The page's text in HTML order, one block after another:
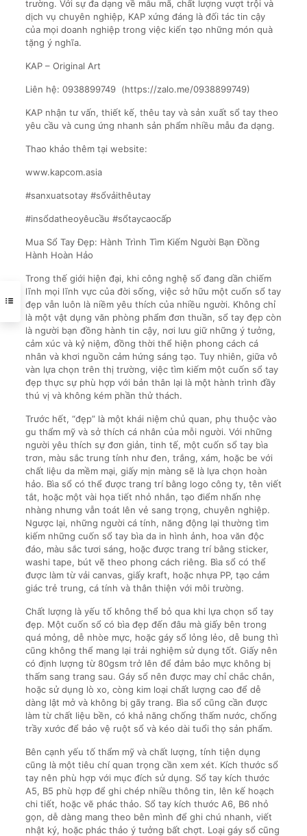
trường. Với sự đa dạng về mẫu mã, chất lượng vượt trội và
dịch vụ chuyên nghiệp, KAP xứng đáng là đối tác tin cậy
của mọi doanh nghiệp trong việc kiến tạo những món quà
tặng ý nghĩa.
KAP – Original Art
Liên hệ: 0938899749 (https://zalo.me/0938899749)
KAP nhận tư vấn, thiết kế, thêu tay và sản xuất sổ tay theo
yêu cầu và cung ứng nhanh sản phẩm nhiều mẫu đa dạng.
Thao khảo thêm tại website:
www.kapcom.asia
#sanxuatsotay #sổvảithêutay
#insổdatheoyêucầu #sổtaycaocấp
Mua Sổ Tay Đẹp: Hành Trình Tìm Kiếm Người Bạn Đồng
Hành Hoàn Hảo
Trong thế giới hiện đại, khi công nghệ số đang dần chiếm
lĩnh mọi lĩnh vực của đời sống, việc sở hữu một cuốn sổ tay
đẹp vẫn luôn là niềm yêu thích của nhiều người. Không chỉ
là một vật dụng văn phòng phẩm đơn thuần, sổ tay đẹp còn
là người bạn đồng hành tin cậy, nơi lưu giữ những ý tưởng,
cảm xúc và kỷ niệm, đồng thời thể hiện phong cách cá
nhân và khơi nguồn cảm hứng sáng tạo. Tuy nhiên, giữa vô
vàn lựa chọn trên thị trường, việc tìm kiếm một cuốn sổ tay
đẹp thực sự phù hợp với bản thân lại là một hành trình đầy
thú vị và không kém phần thử thách.
Trước hết, “đẹp” là một khái niệm chủ quan, phụ thuộc vào
gu thẩm mỹ và sở thích cá nhân của mỗi người. Với những
người yêu thích sự đơn giản, tinh tế, một cuốn sổ tay bìa
trơn, màu sắc trung tính như đen, trắng, xám, hoặc be với
chất liệu da mềm mại, giấy mịn màng sẽ là lựa chọn hoàn
hảo. Bìa sổ có thể được trang trí bằng logo công ty, tên viết
tắt, hoặc một vài họa tiết nhỏ nhắn, tạo điểm nhấn nhẹ
nhàng nhưng vẫn toát lên vẻ sang trọng, chuyên nghiệp.
Ngược lại, những người cá tính, năng động lại thường tìm
kiếm những cuốn sổ tay bìa da in hình ảnh, hoa văn độc
đáo, màu sắc tươi sáng, hoặc được trang trí bằng sticker,
washi tape, bút vẽ theo phong cách riêng. Bìa sổ có thể
được làm từ vải canvas, giấy kraft, hoặc nhựa PP, tạo cảm
giác trẻ trung, cá tính và thân thiện với môi trường.
Chất lượng là yếu tố không thể bỏ qua khi lựa chọn sổ tay
đẹp. Một cuốn sổ có bìa đẹp đến đâu mà giấy bên trong
quá mỏng, dễ nhòe mực, hoặc gáy sổ lỏng lẻo, dễ bung thì
cũng không thể mang lại trải nghiệm sử dụng tốt. Giấy nên
có định lượng từ 80gsm trở lên để đảm bảo mực không bị
thấm sang trang sau. Gáy sổ nên được may chỉ chắc chắn,
hoặc sử dụng lò xo, còng kim loại chất lượng cao để dễ
dàng lật mở và không bị gãy trang. Bìa sổ cũng cần được
làm từ chất liệu bền, có khả năng chống thấm nước, chống
trầy xước để bảo vệ ruột sổ và kéo dài tuổi thọ sản phẩm.
Bên cạnh yếu tố thẩm mỹ và chất lượng, tính tiện dụng
cũng là một tiêu chí quan trọng cần xem xét. Kích thước sổ
tay nên phù hợp với mục đích sử dụng. Sổ tay kích thước
A5, B5 phù hợp để ghi chép nhiều thông tin, lên kế hoạch
chi tiết, hoặc vẽ phác thảo. Sổ tay kích thước A6, B6 nhỏ
gọn, dễ dàng mang theo bên mình để ghi chú nhanh, viết
nhật ký, hoặc phác thảo ý tưởng bất chợt. Loại gáy sổ cũng